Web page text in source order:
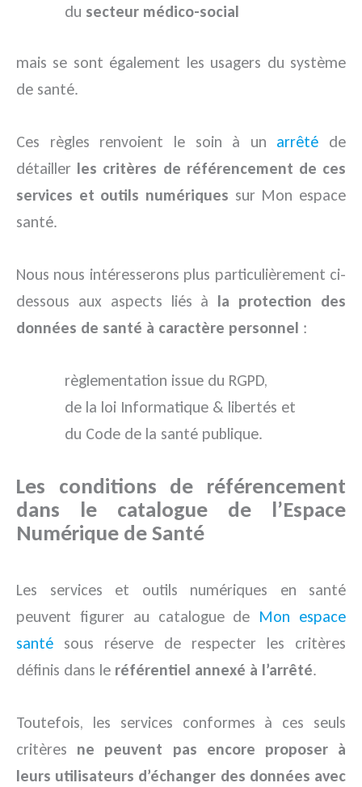
du secteur médico-social
mais se sont également les usagers du système
de santé.
Ces règles renvoient le soin à un arrêté de
détailler les critères de référencement de ces
services et outils numériques sur Mon espace
santé.
Nous nous intéresserons plus particulièrement ci-
dessous aux aspects liés à la protection des
données de santé à caractère personnel :
règlementation issue du RGPD,
de la loi Informatique & libertés et
du Code de la santé publique.
Les conditions de référencement
dans le catalogue de l’Espace
Numérique de Santé
Les services et outils numériques en santé
peuvent figurer au catalogue de Mon espace
santé sous réserve de respecter les critères
définis dans le référentiel annexé à l’arrêté.
Toutefois, les services conformes à ces seuls
critères ne peuvent pas encore proposer à
leurs utilisateurs d’échanger des données avec